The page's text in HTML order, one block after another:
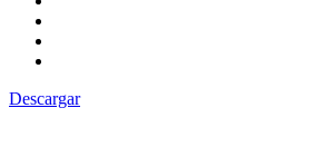
Descargar